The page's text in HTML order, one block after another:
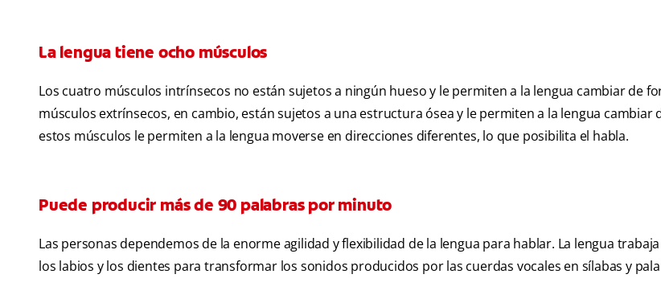
La lengua tiene ocho músculos
Los cuatro músculos intrínsecos no están sujetos a ningún hueso y le permiten a la lengua cambiar de
músculos extrínsecos, en cambio, están sujetos a una estructura ósea y le permiten a la lengua cambiar
estos músculos le permiten a la lengua moverse en direcciones diferentes, lo que posibilita el habla.
Puede producir más de 90 palabras por minuto
Las personas dependemos de la enorme agilidad y flexibilidad de la lengua para hablar. La lengua
los labios y los dientes para transformar los sonidos producidos por las cuerdas vocales en sílabas y